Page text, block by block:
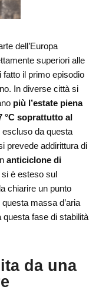
dell’Europa
superiori alle
fatto il primo episodio
In diverse città si
più l’estate piena
°C soprattutto al
escluso da questa
prevede addirittura di
anticiclone di
è esteso sul
chiarire un punto
massa d’aria
fase di stabilità
da una